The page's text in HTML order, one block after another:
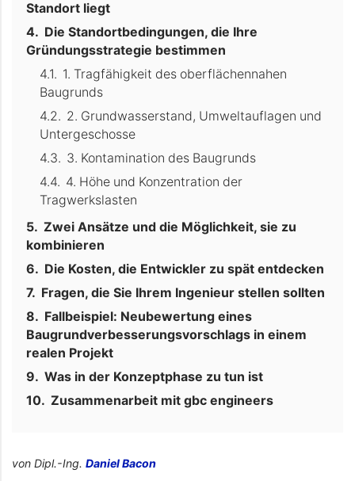
Standort liegt
Die Standortbedingungen, die Ihre
Gründungsstrategie bestimmen
1. Tragfähigkeit des oberflächennahen
Baugrunds
2. Grundwasserstand, Umweltauflagen und
Untergeschosse
3. Kontamination des Baugrunds
4. Höhe und Konzentration der
Tragwerkslasten
Zwei Ansätze und die Möglichkeit, sie zu
kombinieren
Die Kosten, die Entwickler zu spät entdecken
Fragen, die Sie Ihrem Ingenieur stellen sollten
Fallbeispiel: Neubewertung eines
Baugrundverbesserungsvorschlags in einem
realen Projekt
Was in der Konzeptphase zu tun ist
Zusammenarbeit mit gbc engineers
von Dipl.-Ing. Daniel Bacon